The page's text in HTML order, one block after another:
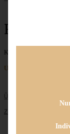
Frosting
Keine Beiträge gefunden
Unternehmen
ÜBER MICH
ZUSAMMENARBEIT